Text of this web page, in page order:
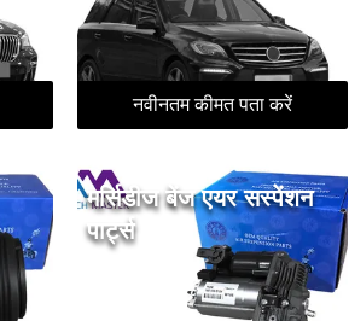
नवीनतम कीमत पता करें
मर्सिडीज बेंज एयर सस्पेंशन
पार्ट्स